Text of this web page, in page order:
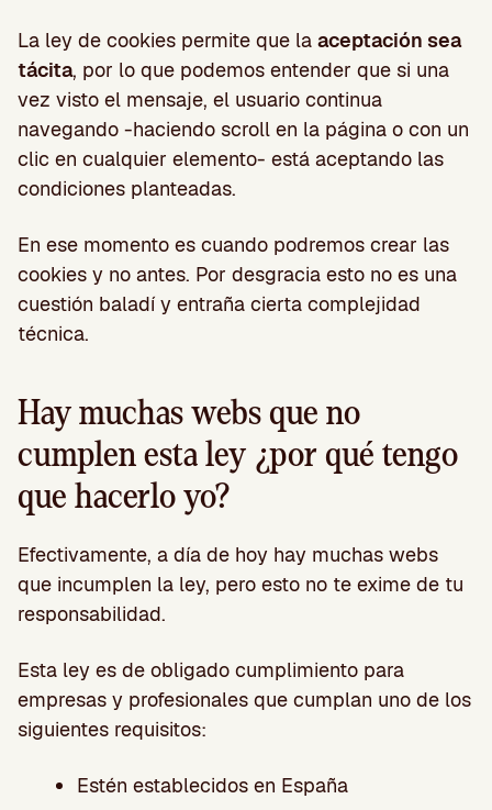
La ley de cookies permite que la aceptación sea
tácita, por lo que podemos entender que si una
vez visto el mensaje, el usuario continua
navegando -haciendo scroll en la página o con un
clic en cualquier elemento- está aceptando las
condiciones planteadas.
En ese momento es cuando podremos crear las
cookies y no antes. Por desgracia esto no es una
cuestión baladí y entraña cierta complejidad
técnica.
Hay muchas webs que no
cumplen esta ley ¿por qué tengo
que hacerlo yo?
Efectivamente, a día de hoy hay muchas webs
que incumplen la ley, pero esto no te exime de tu
responsabilidad.
Esta ley es de obligado cumplimiento para
empresas y profesionales que cumplan uno de los
siguientes requisitos:
Estén establecidos en España